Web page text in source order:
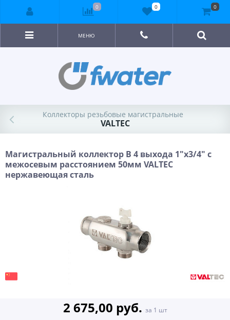
МЕНЮ
Коллекторы резьбовые магистральные
VALTEC
Магистральный коллектор В 4 выхода 1"х3/4" с
межосевым расстоянием 50мм VALTEC
нержавеющая сталь
2 675,00 руб. за 1 шт
0 0 0